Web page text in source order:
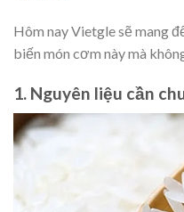
Hôm nay Vietgle sẽ mang
biến món cơm này mà
1. Nguyên liệu cần